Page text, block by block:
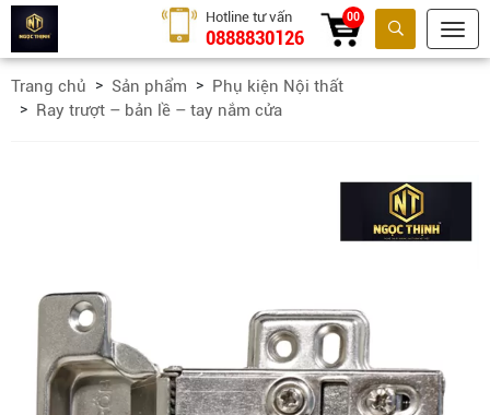
Tìm kiếm
Hotline tư vấn
0888830126
00
Trang chủ Sản phẩm
Phụ kiện Nội thất
Ray trượt – bản lề – tay nắm cửa